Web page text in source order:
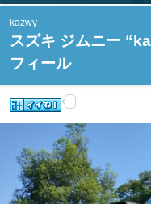
kazwy
スズキ ジムニー
フィール